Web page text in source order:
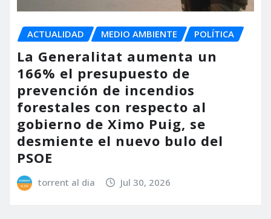
ACTUALIDAD MEDIO AMBIENTE POLÍTICA
La Generalitat aumenta un
166% el presupuesto de
prevención de incendios
forestales con respecto al
gobierno de Ximo Puig, se
desmiente el nuevo bulo del
PSOE
torrent al dia Jul 30, 2026